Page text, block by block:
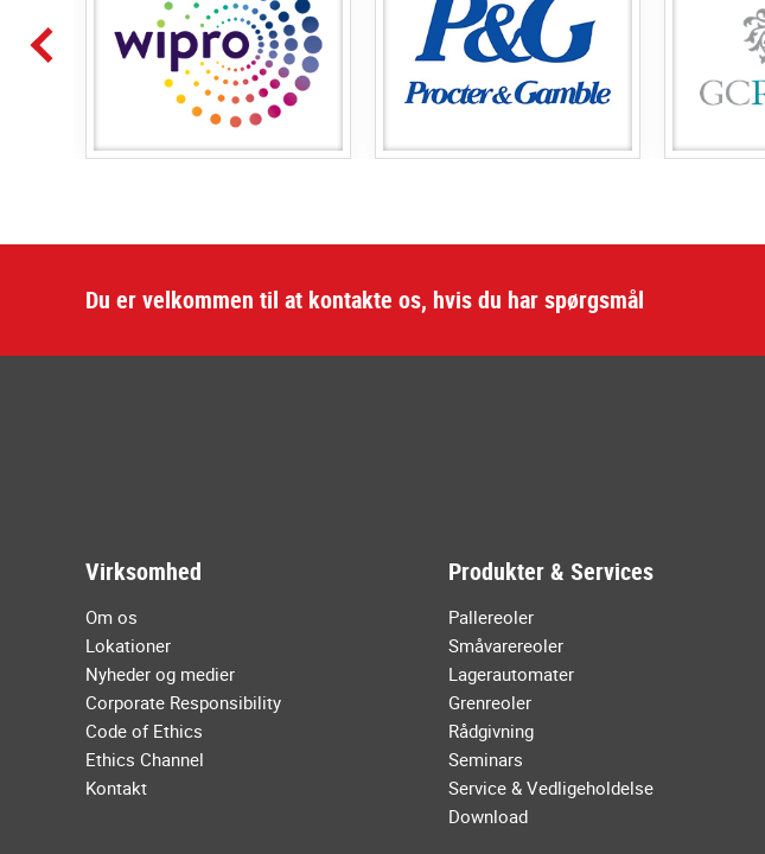
Du er velkommen til at kontakte os, hvis du har spørgsmål
Virksomhed
Om os
Lokationer
Nyheder og medier
Corporate Responsibility
Code of Ethics
Ethics Channel
Kontakt
Produkter & Services
Pallereoler
Småvarereoler
Lagerautomater
Grenreoler
Rådgivning
Seminars
Service & Vedligeholdelse
Download